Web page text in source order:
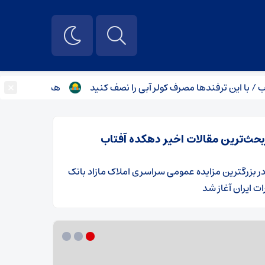
مصرف کولر آبی را نصف کنید هشدار هواشناسی برای
مقالات اخیر دهکده آفتاب
​بزرگترین مزایده عمومی سراسری املاک مازاد بانک
ایران آغاز شد